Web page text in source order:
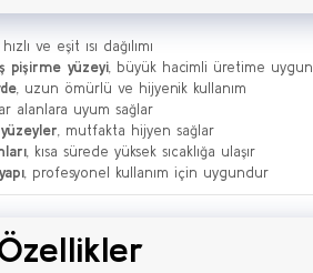
hızlı ve eşit ısı dağılımı
pişirme yüzeyi, büyük hacimli üretime uygun
, uzun ömürlü ve hijyenik kullanım
alanlara uyum sağlar
, mutfakta hijyen sağlar
, kısa sürede yüksek sıcaklığa ulaşır
, profesyonel kullanım için uygundur